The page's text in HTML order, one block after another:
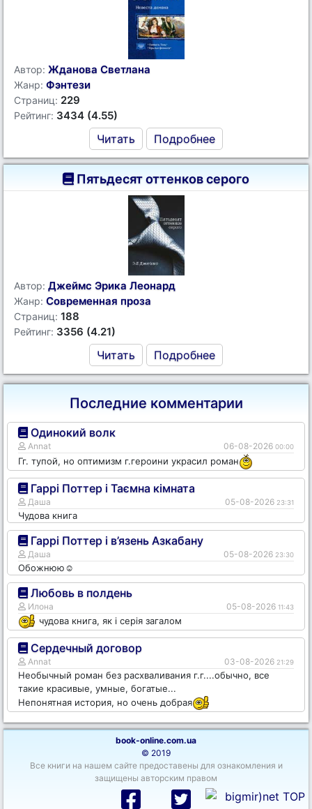
Автор: Жданова Светлана
Жанр: Фэнтези
Страниц: 229
Рейтинг: 3434 (4.55)
Читать Подробнее
Пятьдесят оттенков серого
Автор: Джеймс Эрика Леонард
Жанр: Современная проза
Страниц: 188
Рейтинг: 3356 (4.21)
Читать Подробнее
Последние комментарии
Одинокий волк
Annat 06-08-2026 00:00
Гг. тупой, но оптимизм г.героини украсил роман
Гаррі Поттер і Таємна кімната
Даша 05-08-2026 23:31
Чудова книга
Гаррі Поттер і в’язень Азкабану
Даша 05-08-2026 23:30
Обожнюю☺️
Любовь в полдень
Илона 05-08-2026 11:43
чудова книга, як і серія загалом
Сердечный договор
Annat 03-08-2026 21:29
Необычный роман без расхваливания г.г....обычно, все
такие красивые, умные, богатые...
Непонятная история, но очень добрая
book-online.com.ua
© 2019
Все книги на нашем сайте предоставены для ознакомления и
защищены авторским правом